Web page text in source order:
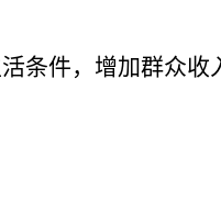
条件，增加群众